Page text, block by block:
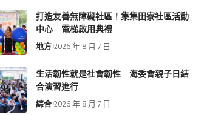
打造友善無障礙社區！集集田寮社區活動
中心 電梯啟用典禮
地方 2026 年 8 月 7 日
生活韌性就是社會韌性 海委會親子日結
合演習進行
綜合 2026 年 8 月 7 日